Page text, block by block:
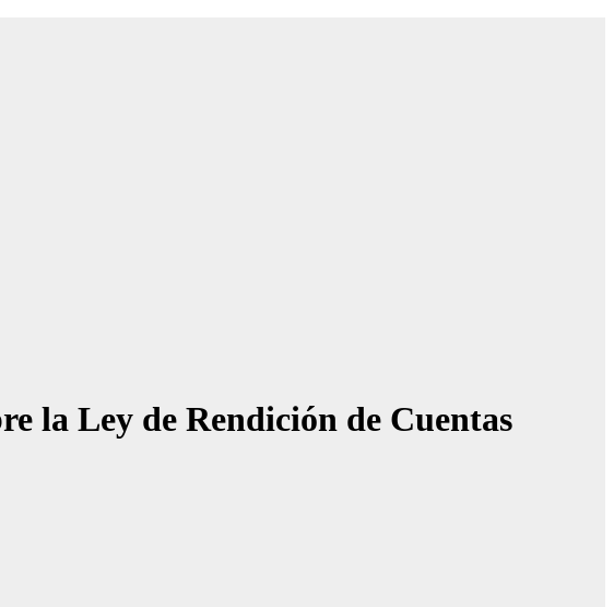
la Ley de Rendición de Cuentas